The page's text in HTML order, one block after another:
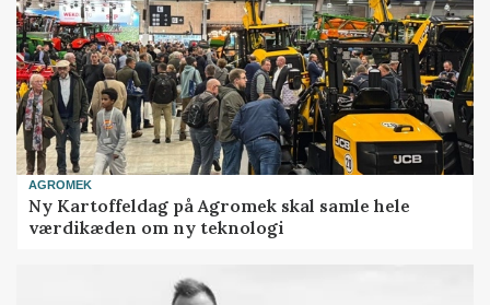
AGROMEK
Ny Kartoffeldag på Agromek skal samle hele
værdikæden om ny teknologi